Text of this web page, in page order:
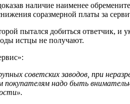
наличие наименее
соразмерной платы за
пытался добиться ответчик, и
истцы не получают.
советских заводов, при
надо быть